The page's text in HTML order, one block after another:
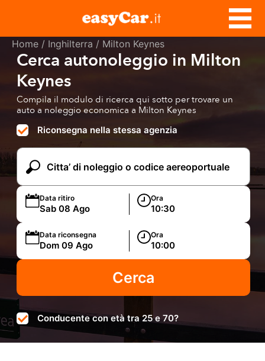
Home / Inghilterra / Milton Keynes
Cerca autonoleggio in Milton
Keynes
Compila il modulo di ricerca qui sotto per trovare un
auto a noleggio economica a Milton Keynes
Riconsegna nella stessa agenzia
Data ritiro Ora
Data riconsegna Ora
Conducente con età tra 25 e 70?